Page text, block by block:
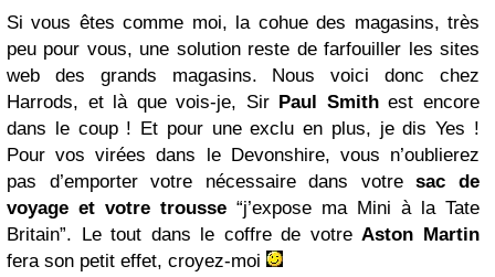
Si vous êtes comme moi, la cohue des magasins, très
peu pour vous, une solution reste de farfouiller les sites
web des grands magasins. Nous voici donc chez
Harrods, et là que vois-je, Sir Paul Smithest encore
dans le coup ! Et pour une exclu en plus, je dis Yes !
Pour vos virées dans le Devonshire, vous n’oublierez
pas d’emporter votre nécessaire dans votresac de
voyage et votre trousse “j’expose ma Mini à la Tate
Britain”. Le tout dans le coffre de votre Aston Martin
fera son petit effet, croyez-moi